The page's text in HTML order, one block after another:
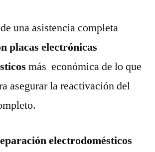
una asistencia completa
placas electrónicas
más económica de lo que
asegurar la reactivación del
electrodomésticos